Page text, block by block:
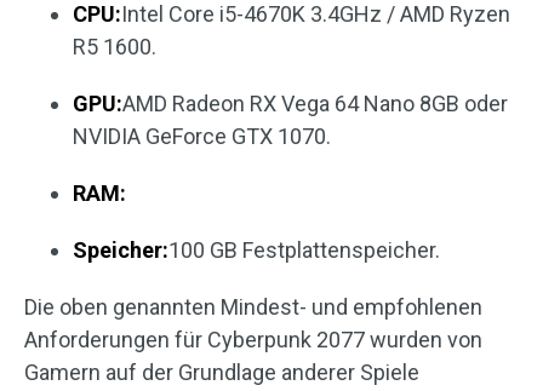
CPU:Intel Core i5-4670K 3.4GHz / AMD Ryzen
R5 1600.
GPU:AMD Radeon RX Vega 64 Nano 8GB oder
NVIDIA GeForce GTX 1070.
RAM:
Speicher:100 GB Festplattenspeicher.
Die oben genannten Mindest- und empfohlenen
Anforderungen für Cyberpunk 2077 wurden von
Gamern auf der Grundlage anderer Spiele